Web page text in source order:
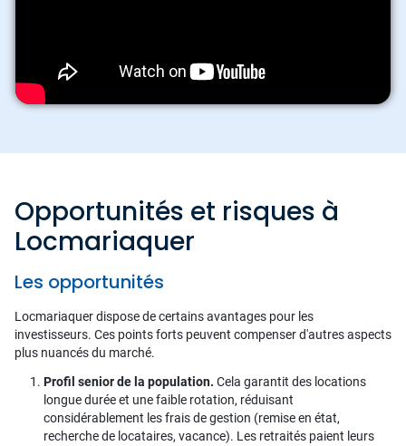
Opportunités et risques à
Locmariaquer
Les opportunités
Locmariaquer dispose de certains avantages pour les
investisseurs. Ces points forts peuvent compenser d'autres aspects
plus nuancés du marché.
Profil senior de la population. Cela garantit des locations
longue durée et une faible rotation, réduisant
considérablement les frais de gestion (remise en état,
recherche de locataires, vacance). Les retraités paient leurs